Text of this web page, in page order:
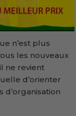
n’est plus
les nouveaux
ne revient
d’orienter